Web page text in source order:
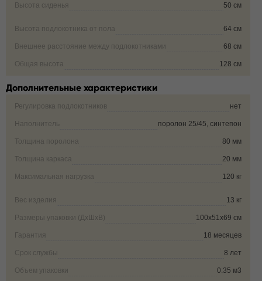
Высота сиденья 50 см
Высота подлокотника от пола 64 см
Внешнее расстояние между подлокотниками 68 см
Общая высота 128 см
Дополнительные характеристики
Регулировка подлокотников нет
Наполнитель поролон 25/45, синтепон
Толщина поролона 80 мм
Толщина каркаса 20 мм
Максимальная нагрузка 120 кг
Вес изделия 13 кг
Размеры упаковки (ДxШxВ) 100х51х69 см
Гарантия 18 месяцев
Срок службы 8 лет
Объем упаковки 0.35 м3